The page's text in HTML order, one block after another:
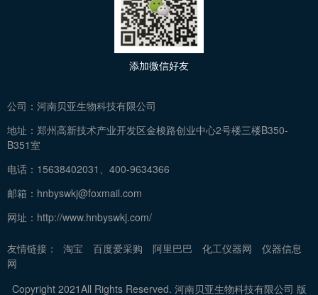
公司： 河南贝亚生物科技有限公司
地址： 郑州高新技术产业开发区金梭路创业中心2号楼三楼B350-
B351室
电话： 15638402031、400-9634366
邮箱： hnbyswkj@foxmail.com
网址： http://www.hnbyswkj.com/
添加微信好友
友情链接： 淘宝 百度爱采购 阿里巴巴 化工仪器网
仪器信息
网
Copyright 2021All Rights Reserved. 河南贝亚生物科技有限公司 版